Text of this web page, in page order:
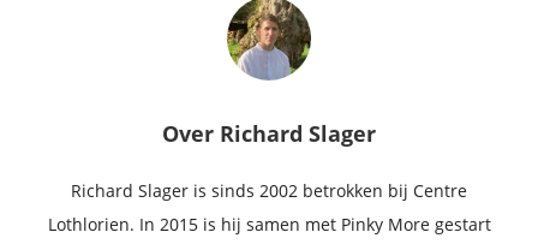
Over Richard Slager
Richard Slager is sinds 2002 betrokken bij Centre
Lothlorien. In 2015 is hij samen met Pinky More gestart